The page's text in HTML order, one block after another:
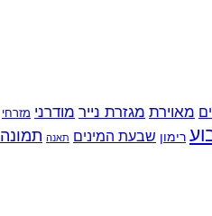
מאוירת מגזרת נייר מודרני מזרחי
רימון שבעת המינים תאנה תמונה